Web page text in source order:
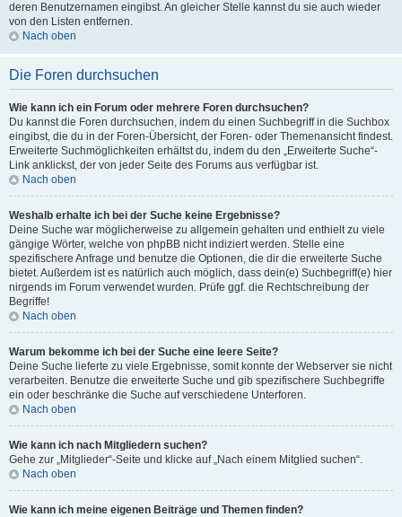
deren Benutzernamen eingibst. An gleicher Stelle kannst du sie auch wieder
von den Listen entfernen.
Nach oben
Die Foren durchsuchen
Wie kann ich ein Forum oder mehrere Foren durchsuchen?
Du kannst die Foren durchsuchen, indem du einen Suchbegriff in die Suchbox
eingibst, die du in der Foren-Übersicht, der Foren- oder Themenansicht findest.
Erweiterte Suchmöglichkeiten erhältst du, indem du den „Erweiterte Suche“-
Link anklickst, der von jeder Seite des Forums aus verfügbar ist.
Nach oben
Weshalb erhalte ich bei der Suche keine Ergebnisse?
Deine Suche war möglicherweise zu allgemein gehalten und enthielt zu viele
gängige Wörter, welche von phpBB nicht indiziert werden. Stelle eine
spezifischere Anfrage und benutze die Optionen, die dir die erweiterte Suche
bietet. Außerdem ist es natürlich auch möglich, dass dein(e) Suchbegriff(e) hier
nirgends im Forum verwendet wurden. Prüfe ggf. die Rechtschreibung der
Begriffe!
Nach oben
Warum bekomme ich bei der Suche eine leere Seite?
Deine Suche lieferte zu viele Ergebnisse, somit konnte der Webserver sie nicht
verarbeiten. Benutze die erweiterte Suche und gib spezifischere Suchbegriffe
ein oder beschränke die Suche auf verschiedene Unterforen.
Nach oben
Wie kann ich nach Mitgliedern suchen?
Gehe zur „Mitglieder“-Seite und klicke auf „Nach einem Mitglied suchen“.
Nach oben
Wie kann ich meine eigenen Beiträge und Themen finden?